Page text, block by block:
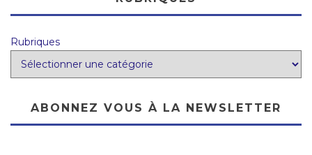
Rubriques
ABONNEZ VOUS À LA NEWSLETTER